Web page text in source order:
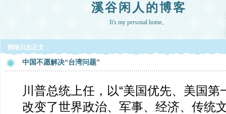
溪谷闲人的博客
It's my personal home。
网络日志正文
中国不愿解决“台湾问题”
川普总统上任，以“美国优先、美国第
改变了世界政治、军事、经济、传